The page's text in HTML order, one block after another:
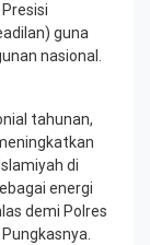
guna
nasional.
tahunan,
di
energi
demi Polres